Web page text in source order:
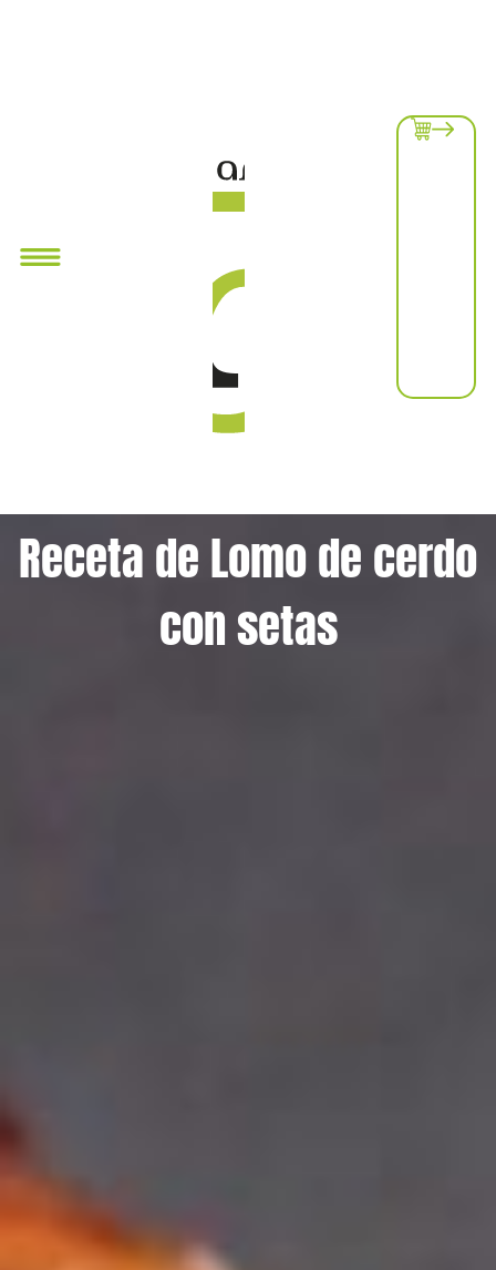
Receta de Lomo de cerdo
con setas